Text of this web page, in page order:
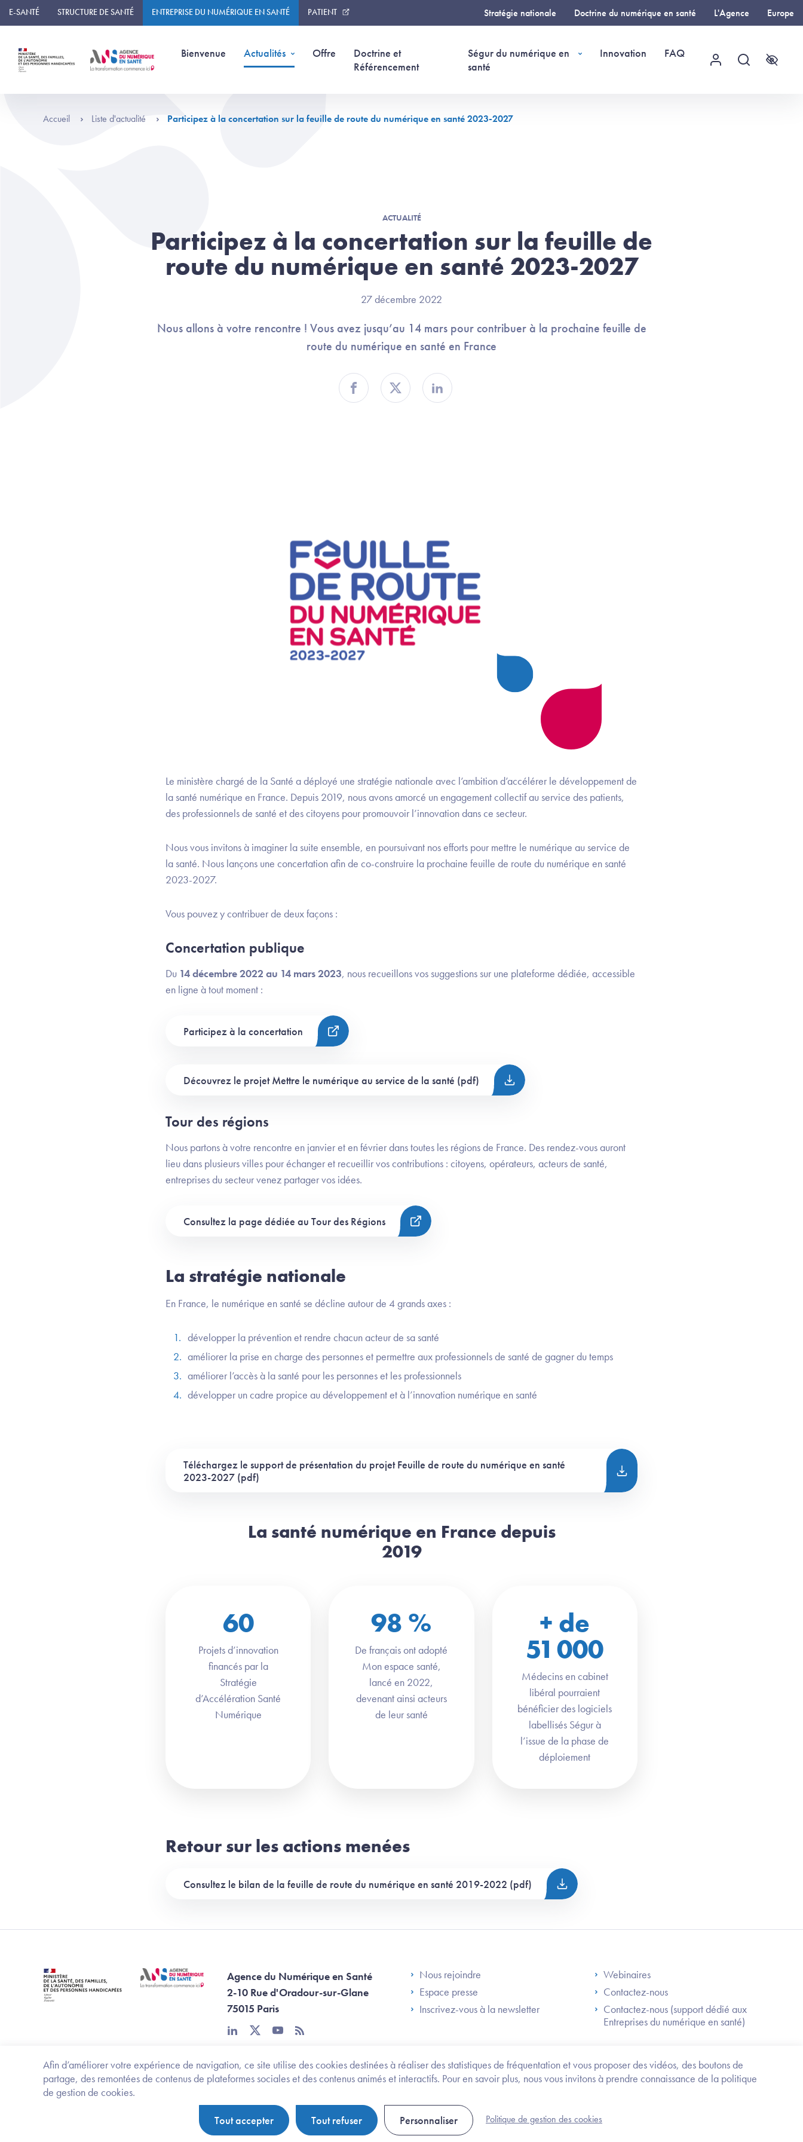
Panneau de gestion des cookies
Afin d’améliorer votre expérience de navigation, ce site utilise des cookies destinées à réaliser des statistiques de fréquentation et vous proposer des vidéos, des boutons de
partage, des remontées de contenus de plateformes sociales et des contenus animés et interactifs. Pour en savoir plus, nous vous invitons à prendre connaissance de la politique
de gestion de cookies.
Tout accepter Tout refuser Personnaliser Politique de gestion des cookies
E-SANTÉ STRUCTURE DE SANTÉ ENTREPRISE DU NUMÉRIQUE EN SANTÉ PATIENT Stratégie nationale Doctrine du numérique en santé L'Agence Europe
Bienvenue Actualités Offre
Doctrine et
Référencement
Ségur du numérique en
santé
Innovation
FAQ
Menu utilisateur
Recherche
Trouvez
Accueil Liste d'actualité Participez à la concertation sur la feuille de route du numérique en santé 2023-2027
ACTUALITÉ
Participez à la concertation sur la feuille de
route du numérique en santé 2023-2027
27 décembre 2022
Nous allons à votre rencontre ! Vous avez jusqu’au 14 mars pour contribuer à la prochaine feuille de
route du numérique en santé en France
Partager sur Facebook
Partager sur TwitterPartager sur Linkedin
Le ministère chargé de la Santé a déployé une stratégie nationale avec l’ambition d’accélérer le développement de
la santé numérique en France. Depuis 2019, nous avons amorcé un engagement collectif au service des patients,
des professionnels de santé et des citoyens pour promouvoir l’innovation dans ce secteur.
Nous vous invitons à imaginer la suite ensemble, en poursuivant nos efforts pour mettre le numérique au service de
la santé. Nous lançons une concertation afin de co-construire la prochaine feuille de route du numérique en santé
2023-2027.
Vous pouvez y contribuer de deux façons :
Concertation publique
Du 14 décembre 2022 au 14 mars 2023, nous recueillons vos suggestions sur une plateforme dédiée, accessible
en ligne à tout moment :
Participez à la concertation
Découvrez le projet Mettre le numérique au service de la santé (pdf)
Tour des régions
Nous partons à votre rencontre en janvier et en février dans toutes les régions de France. Des rendez-vous auront
lieu dans plusieurs villes pour échanger et recueillir vos contributions : citoyens, opérateurs, acteurs de santé,
entreprises du secteur venez partager vos idées.
Consultez la page dédiée au Tour des Régions
La stratégie nationale
En France, le numérique en santé se décline autour de 4 grands axes :
développer la prévention et rendre chacun acteur de sa santé
améliorer la prise en charge des personnes et permettre aux professionnels de santé de gagner du temps
améliorer l’accès à la santé pour les personnes et les professionnels
développer un cadre propice au développement et à l’innovation numérique en santé
Téléchargez le support de présentation du projet Feuille de route du numérique en santé
2023-2027 (pdf)
La santé numérique en France depuis
2019
60
Projets d’innovation
financés par la
Stratégie
d’Accélération Santé
Numérique
98 %
De français ont adopté
Mon espace santé,
lancé en 2022,
devenant ainsi acteurs
de leur santé
+ de
51 000
Médecins en cabinet
libéral pourraient
bénéficier des logiciels
labellisés Ségur à
l’issue de la phase de
déploiement
Retour sur les actions menées
Consultez le bilan de la feuille de route du numérique en santé 2019-2022 (pdf)
Agence du Numérique en Santé
2-10 Rue d'Oradour-sur-Glane
75015 Paris
linkedintwitteryoutube
rss
Footer Left ANS
Nous rejoindre
Espace presse
Inscrivez-vous à la newsletter
Footer Right ANS
Webinaires
Contactez-nous
Contactez-nous (support dédié aux
Entreprises du numérique en santé)
Footer Bottom ANS
Ministère de la santé, des familles, de l'autonomie et des personnes handicapées Legifrance.gouv.fr
Politique de protection des données personnelles
Politique de gestion de cookies Gestion des cookies Plan du site Accessibilité : partiellement conforme